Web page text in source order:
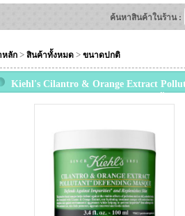
ค้นหาสินค้าในร้าน :
หลัก > สินค้าทั้งหมด > ขนาดปกติ
Kiehl's Cilantro & Orange Extract
สกัดจากส้มซ่าและผักชีจากยุโรปช่วยฟื้น